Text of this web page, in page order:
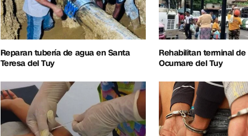
Reparan tubería de agua en Santa
Teresa del Tuy
Rehabilitan terminal
Ocumare del Tuy